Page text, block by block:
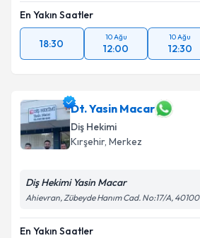
En Yakın Saatler
18:30
10 Ağu
12:00
10 Ağu
12:30
Dt. Yasin Macar
Diş Hekimi
Kırşehir, Merkez
Diş Hekimi Yasin Macar
Ahievran, Zübeyde Hanım Cad. No:17/A, 40100
En Yakın Saatler